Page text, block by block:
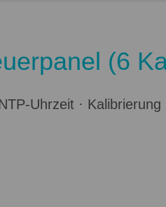
(6
Uhrzeit ·